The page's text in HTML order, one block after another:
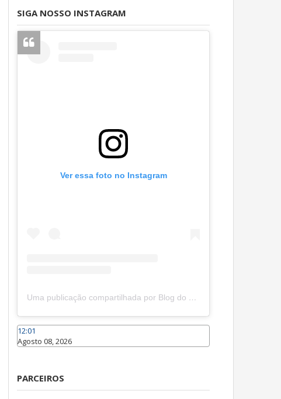
SIGA NOSSO INSTAGRAM
Ver essa foto no Instagram
Uma publicação compartilhada por Blog do João Marcolino (@joaomarcolinoneto)
12:01
Agosto 08, 2026
PARCEIROS